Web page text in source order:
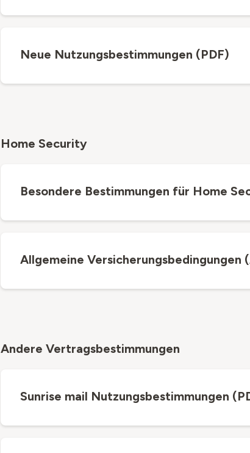
Neue Nutzungsbestimmungen (PDF)
Home Security
Besondere Bestimmungen für Home
Allgemeine Versicherungsbedingungen
Andere Vertragsbestimmungen
Sunrise mail Nutzungsbestimmungen